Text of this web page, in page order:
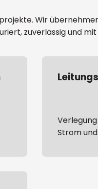
Wir
zuverlässig und
Strom